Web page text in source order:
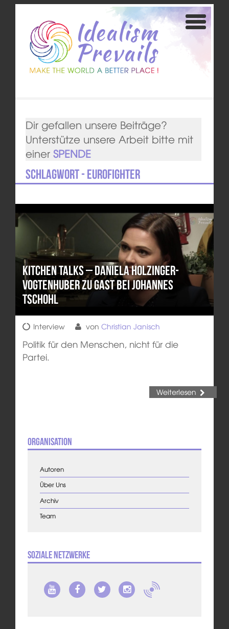
Dir gefallen unsere Beiträge?
Unterstütze unsere Arbeit bitte mit
einer SPENDE
Schlagwort - Eurofighter
KITCHEN TALKS – Daniela Holzinger-
Vogtenhuber zu Gast bei Johannes
Tschohl
Interview von Christian Janisch
Politik für den Menschen, nicht für die
Partei.
Weiterlesen
Organisation
Autoren
Über Uns
Archiv
Team
Soziale Netzwerke